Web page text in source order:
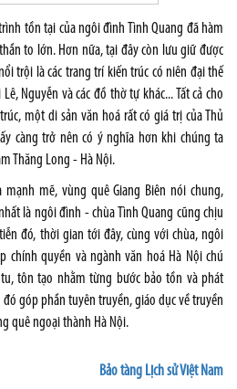
tồn tại của ngôi đình Tình Quang đã hàm
to lớn. Hơn nữa, tại đây còn lưu giữ được
trội là các trang trí kiến trúc có niên đại thế
Nguyễn và các đồ thờ tự khác... Tất cả cho
một di sản văn hoá rất có giá trị của Thủ
càng trở nên có ý nghĩa hơn khi chúng ta
Thăng Long - Hà Nội.
mẽ, vùng quê Giang Biên nói chung,
là ngôi đình - chùa Tình Quang cũng chịu
đó, thời gian tới đây, cùng với chùa, ngôi
chính quyền và ngành văn hoá Hà Nội chú
tôn tạo nhằm từng bước bảo tồn và phát
góp phần tuyên truyền, giáo dục về truyền
quê ngoại thành Hà Nội.
Bảo tàng Lịch sử Việt Nam